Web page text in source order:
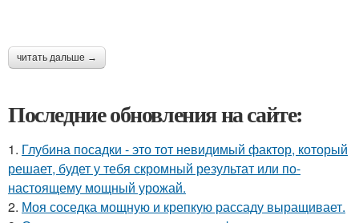
читать дальше →
Последние обновления на сайте:
1. Глубина посадки - это тот невидимый фактор, который
решает, будет у тебя скромный результат или по-
настоящему мощный урожай.
2. Моя соседка мощную и крепкую рассаду выращивает.